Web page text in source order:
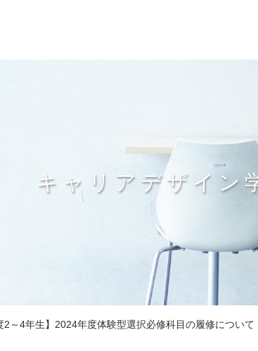
キャリアデザイン
2～4年生】2024年度体験型選択必修科目の履修について